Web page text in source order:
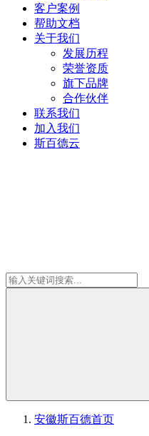
客户案例
帮助文档
关于我们
发展历程
荣誉资质
旗下品牌
合作伙伴
联系我们
加入我们
斯百德云
安徽斯百德首页